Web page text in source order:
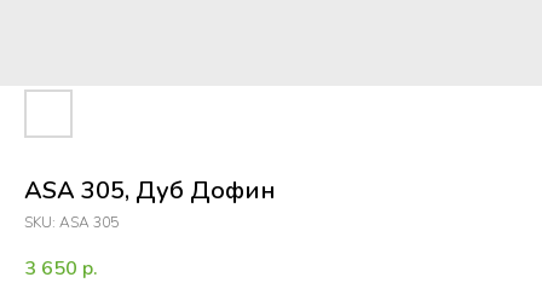
ASA 305, Дуб Дофин
SKU: ASA 305
3 650 р.